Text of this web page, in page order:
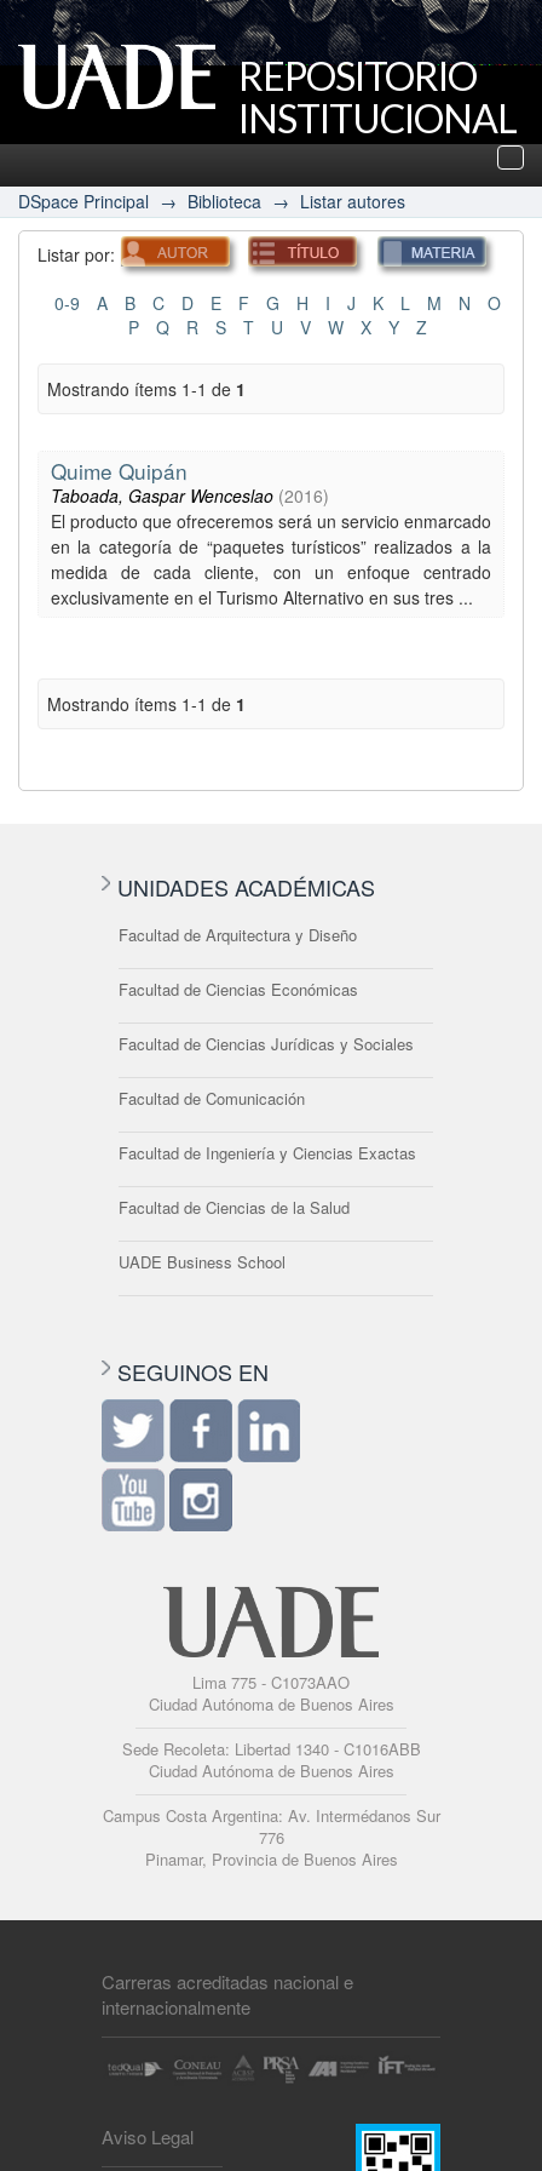
REPOSITORIO
INSTITUCIONAL
UADE
DSpace Principal → Biblioteca → Listar autores
Listar por:
0-9 A B C D E F G H I J K L M N
O
P
Q R S T U V W X Y Z
Mostrando ítems 1-1 de 1
Quime Quipán
Taboada, Gaspar Wenceslao (2016)
El producto que ofreceremos será un servicio enmarcado
en la categoría de “paquetes turísticos” realizados a la
medida de cada cliente, con un enfoque centrado
exclusivamente en el Turismo Alternativo en sus tres ...
Mostrando ítems 1-1 de 1
UNIDADES ACADÉMICAS
Facultad de Arquitectura y Diseño
Facultad de Ciencias Económicas
Facultad de Ciencias Jurídicas y Sociales
Facultad de Comunicación
Facultad de Ingeniería y Ciencias Exactas
Facultad de Ciencias de la Salud
UADE Business School
SEGUINOS EN
Lima 775 - C1073AAO
Ciudad Autónoma de Buenos Aires
Sede Recoleta: Libertad 1340 - C1016ABB
Ciudad Autónoma de Buenos Aires
Campus Costa Argentina: Av. Intermédanos Sur
776
Pinamar, Provincia de Buenos Aires
Carreras acreditadas nacional e
internacionalmente
Aviso Legal